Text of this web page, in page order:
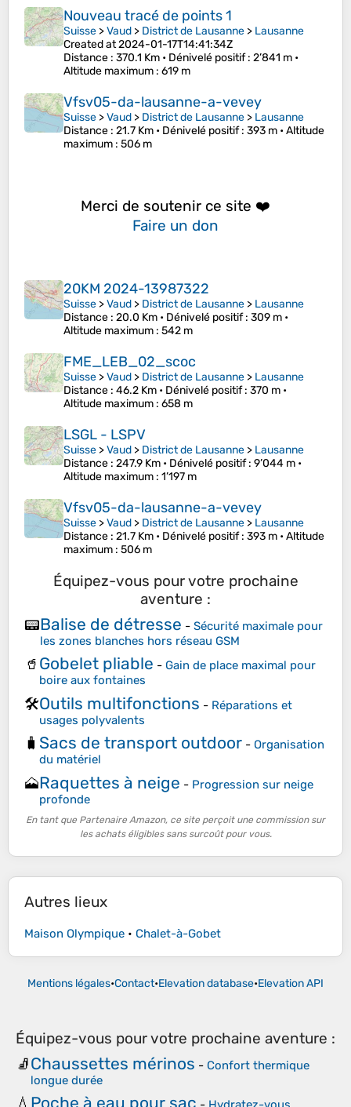
Nouveau tracé de points 1
Suisse >Vaud > District de Lausanne > Lausanne
Created at 2024-01-17T14:41:34Z
Distance : 370.1 Km • Dénivelé positif: 2’841 m •
Altitude maximum : 619 m
Vfsv05-da-lausanne-a-vevey
Suisse >Vaud > District de Lausanne > Lausanne
Distance : 21.7 Km • Dénivelé positif: 393 m •Altitude
maximum : 506 m
Merci de soutenir ce site ❤️
Faire un don
20KM 2024-13987322
Suisse >Vaud > District de Lausanne > Lausanne
Distance : 20.0 Km • Dénivelé positif: 309 m •
Altitude maximum : 542 m
FME_LEB_02_scoc
Suisse >Vaud > District de Lausanne > Lausanne
Distance : 46.2 Km • Dénivelé positif: 370 m •
Altitude maximum : 658 m
LSGL - LSPV
Suisse >Vaud > District de Lausanne > Lausanne
Distance : 247.9 Km • Dénivelé positif: 9’044 m •
Altitude maximum : 1’197 m
Vfsv05-da-lausanne-a-vevey
Suisse >Vaud > District de Lausanne > Lausanne
Distance : 21.7 Km • Dénivelé positif: 393 m •Altitude
maximum : 506 m
Équipez-vous pour votre prochaine
aventure :
📟Balise de détresse - Sécurité maximale pour
les zones blanches hors réseau GSM
🥤 Gobelet pliable - Gain de place maximal pour
boire aux fontaines
🛠️Outils multifonctions - Réparations et
usages polyvalents
🧳 Sacs de transport outdoor - Organisation
du matériel
🗻Raquettes à neige - Progression sur neige
profonde
En tant que Partenaire Amazon, ce site perçoit une commission sur
les achats éligibles sans surcoût pour vous.
Autres lieux
Maison Olympique • Chalet-à-Gobet
Mentions légales•Contact•Elevation database•Elevation API
Équipez-vous pour votre prochaine aventure :
🧦Chaussettes mérinos - Confort thermique
longue durée
Poche à eau pour sac